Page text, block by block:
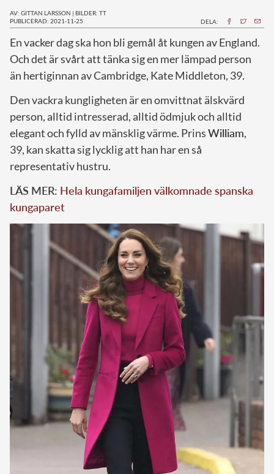
AV: GITTAN LARSSON | BILDER: TT
PUBLICERAD: 2021-11-25
DELA:
En vacker dag ska hon bli gemål åt kungen av England.
Och det är svårt att tänka sig en mer lämpad person
än hertiginnan av Cambridge, Kate Middleton, 39.
Den vackra kungligheten är en omvittnat älskvärd
person, alltid intresserad, alltid ödmjuk och alltid
elegant och fylld av mänsklig värme. PrinsWilliam,
39, kan skatta sig lycklig att han har en så
representativ hustru.
LÄS MER: Hela kungafamiljen välkomnade spanska
kungaparet